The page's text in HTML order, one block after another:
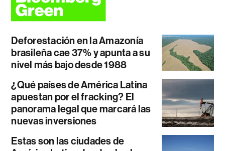
Deforestación en la Amazonía
brasileña cae 37% y apunta a su
nivel más bajo desde 1988
¿Qué países de América Latina
apuestan por el fracking? El
panorama legal que marcará las
nuevas inversiones
Estas son las ciudades de